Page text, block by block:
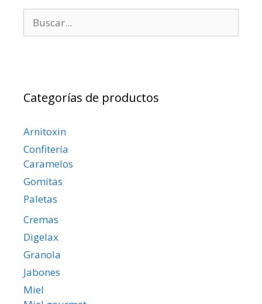
Categorías de productos
Arnitoxin
Confitería
Caramelos
Gomitas
Paletas
Cremas
Digelax
Granola
Jabones
Miel